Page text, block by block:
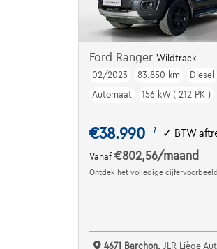
Ford Ranger Wildtrack
02/2023
83.850 km
Diesel
Automaat
156 kW ( 212 PK )
€38.990 1 ✓ BTW
Vanaf €802,56/maand
Ontdek het volledige cijfervoorbeeld
4671 Barchon, JLR Liège